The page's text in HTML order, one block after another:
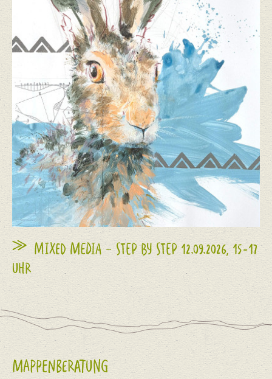
MIXED MEDIA – STEP BY STEP 12.09.2026, 15-17
UHR
MAPPENBERATUNG